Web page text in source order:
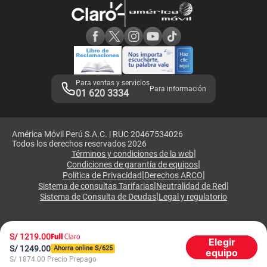
S/ 1219.00
S/ 1249.00 Ahorra online S/625
S/ 1874.00 Precio Prepago
Elegir
equipo
Consulta de IMEI
Consulta de reclamos
Adquirientes iPhone 6, 6S y SE
Mensaje de Seguridad
Términos y Condiciones de Tienda Claro
Libro de Reclamaciones
Legales de marketplace
Para ventas y servicios
01 620 3334 Para información
América Móvil Perú S.A.C. | RUC 20467534026
Todos los derechos reservados 2026
Términos y condiciones de la web|
Condiciones de garantía de equipos|
Política de Privacidad|Derechos ARCO|
Sistema de consultas Tarifarias|Neutralidad de Red|
Sistema de Consulta de Deudas|Legal y regulatorio